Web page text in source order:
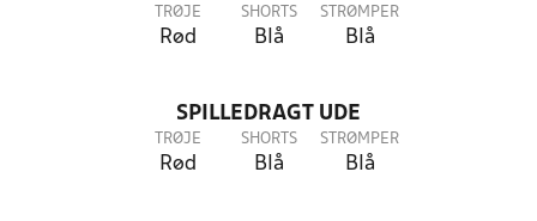
TRØJE
Rød
SHORTS
Blå
STRØMPER
Blå
SPILLEDRAGT UDE
TRØJE
Rød
SHORTS
Blå
STRØMPER
Blå